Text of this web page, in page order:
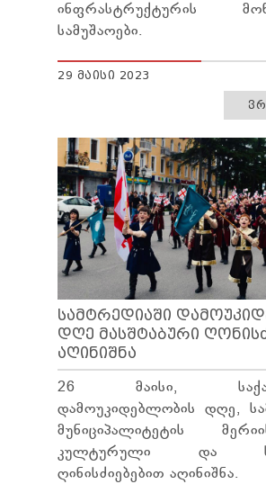
ინფრასტრუქტურის
სამუშაოები.
29 ᲛᲐᲘᲡᲘ 2023
ᲡᲐᲛᲢᲠᲔᲓᲘᲐᲨᲘ
ᲓᲦᲔ ᲛᲐᲡᲨᲢᲐᲑᲣᲠᲘ
ᲐᲦᲘᲜᲘᲨᲜᲐ
26 მაისი,
დამოუკიდებლობის დღე,
მუნიციპალიტეტის
კულტურული და
ღინისძიებებით აღინიშნა.